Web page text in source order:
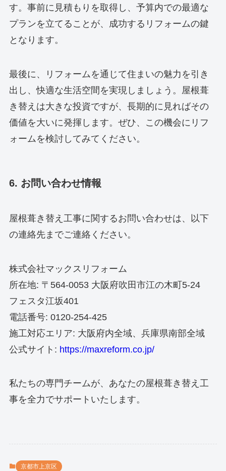
す。事前に見積もりを取得し、予算内での最適な
プランを立てることが、成功するリフォームの鍵
となります。
最後に、リフォームを通じて住まいの魅力を引き
出し、快適な生活空間を実現しましょう。屋根葺
き替えは大きな投資ですが、長期的に見ればその
価値を大いに発揮します。ぜひ、この機会にリフ
ォームを検討してみてください。
6. お問い合わせ情報
屋根葺き替え工事に関するお問い合わせは、以下
の連絡先までご連絡ください。
株式会社マックスリフォーム
所在地: 〒564-0053 大阪府吹田市江の木町5-24
フェスタ江坂401
電話番号: 0120-254-425
施工対応エリア: 大阪府内全域、兵庫県南部全域
公式サイト: https://maxreform.co.jp/
私たちの専門チームが、あなたの屋根葺き替え工
事を全力でサポートいたします。
京都市上京区